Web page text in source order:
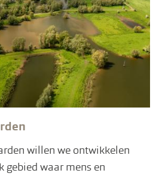
willen we ontwikkelen
gebied waar mens en